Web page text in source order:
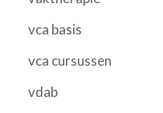
vca basis
vca cursussen
vdab